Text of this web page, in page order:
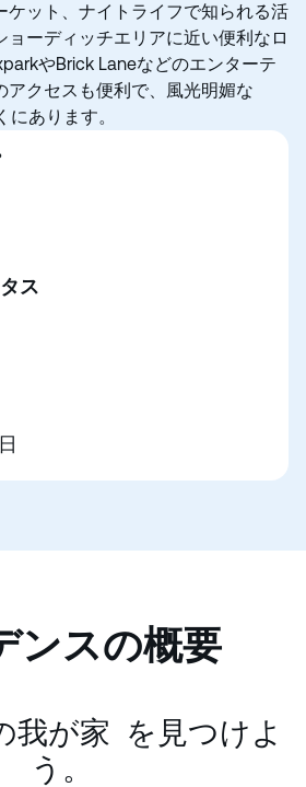
ケット、ナイトライフで知られる活
ョーディッチエリアに近い便利なロ
やBrick Laneなどのエンターテ
アクセスも便利で、風光明媚な
にあります。
ス
ンスの概要
我が家 を見つけよ
う。